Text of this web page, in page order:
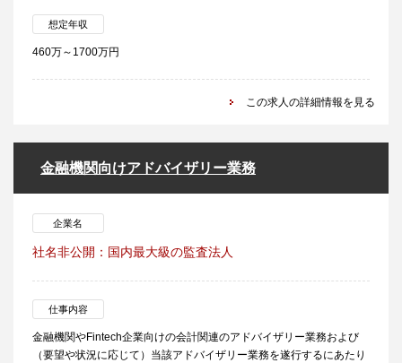
想定年収
460万～1700万円
この求人の詳細情報を見る
金融機関向けアドバイザリー業務
企業名
社名非公開：国内最大級の監査法人
仕事内容
金融機関やFintech企業向けの会計関連のアドバイザリー業務および
（要望や状況に応じて）当該アドバイザリー業務を遂行するにあたり